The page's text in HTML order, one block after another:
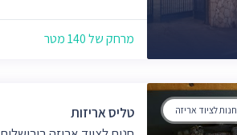
מרחק של 140 מטר
חנות לציוד אריזה
טליס אריזות